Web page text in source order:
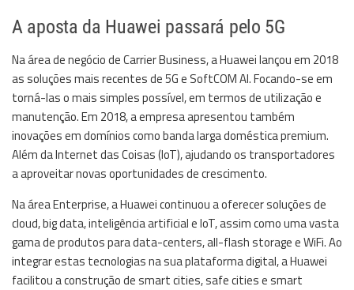
A aposta da Huawei passará pelo 5G
Na área de negócio de Carrier Business, a Huawei lançou em 2018
as soluções mais recentes de 5G e SoftCOM AI. Focando-se em
torná-las o mais simples possível, em termos de utilização e
manutenção. Em 2018, a empresa apresentou também
inovações em domínios como banda larga doméstica premium.
Além da Internet das Coisas (IoT), ajudando os transportadores
a aproveitar novas oportunidades de crescimento.
Na área Enterprise, a Huawei continuou a oferecer soluções de
cloud, big data, inteligência artificial e IoT, assim como uma vasta
gama de produtos para data-centers, all-flash storage e WiFi. Ao
integrar estas tecnologias na sua plataforma digital, a Huawei
facilitou a construção de smart cities, safe cities e smart